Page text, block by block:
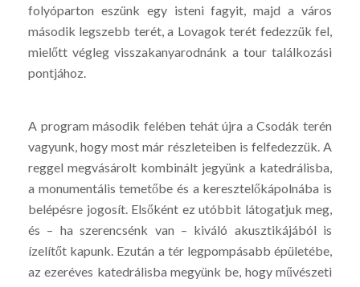
folyóparton eszünk egy isteni fagyit, majd a város
második legszebb terét, a Lovagok terét fedezzük fel,
mielőtt végleg visszakanyarodnánk a tour találkozási
pontjához.
A program második felében tehát újra a Csodák terén
vagyunk, hogy most már részleteiben is felfedezzük. A
reggel megvásárolt kombinált jegyünk a katedrálisba,
a monumentális temetőbe és a keresztelőkápolnába is
belépésre jogosít. Elsőként ez utóbbit látogatjuk meg,
és – ha szerencsénk van – kiváló akusztikájából is
ízelítőt kapunk. Ezután a tér legpompásabb épületébe,
az ezeréves katedrálisba megyünk be, hogy művészeti